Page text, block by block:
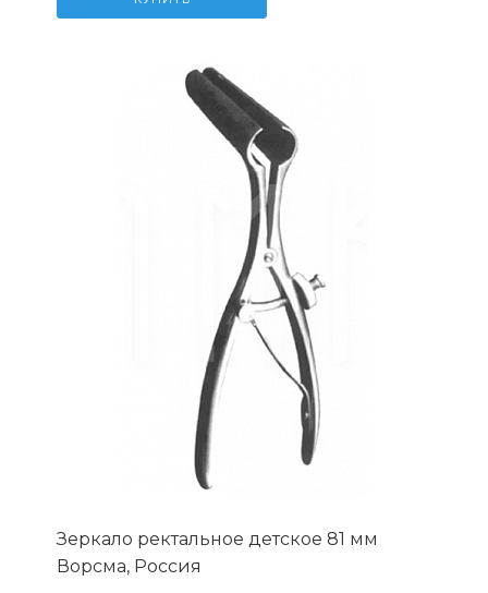
Зеркало ректальное детское 81 мм
Ворсма, Россия